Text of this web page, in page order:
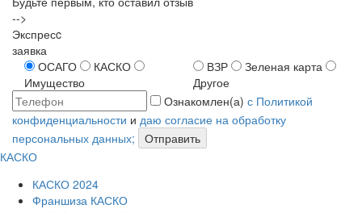
-->
Экспресc
заявка
ОСАГО
КАСКО
Имущество
ВЗР
Зеленая карта
Другое
Ознакомлен(а) с Политикой
конфиденциальности и даю согласие на обработку
персональных данных;
Отправить
КАСКО
КАСКО 2024
Франшиза КАСКО